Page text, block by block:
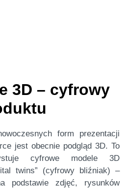
3D – cyfrowy
form prezentacji
jest obecnie podgląd 3D. To
cyfrowe modele 3D
twins” (cyfrowy bliźniak) –
podstawie zdjęć, rysunków